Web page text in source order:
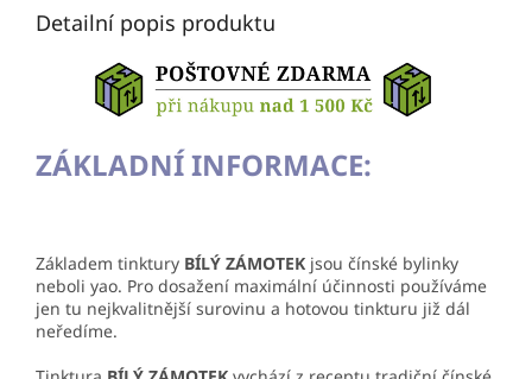
Detailní popis produktu
ZÁKLADNÍ INFORMACE:
Základem tinktury BÍLÝ ZÁMOTEK jsou čínské bylinky
neboli yao. Pro dosažení maximální účinnosti používáme
jen tu nejkvalitnější surovinu a hotovou tinkturu již dál
neředíme.